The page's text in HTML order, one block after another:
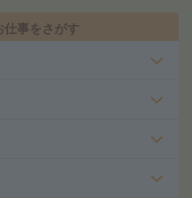
事をさがす